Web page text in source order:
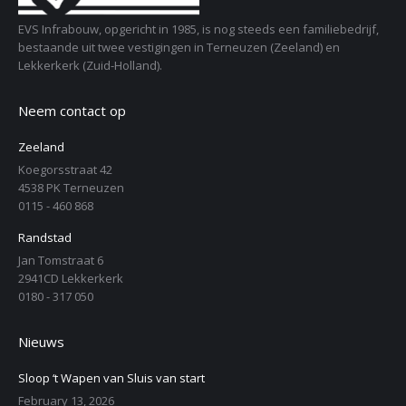
EVS Infrabouw, opgericht in 1985, is nog steeds een familiebedrijf,
bestaande uit twee vestigingen in Terneuzen (Zeeland) en
Lekkerkerk (Zuid-Holland).
Neem contact op
Zeeland
Koegorsstraat 42
4538 PK Terneuzen
0115 - 460 868
Randstad
Jan Tomstraat 6
2941CD Lekkerkerk
0180 - 317 050
Nieuws
Sloop ‘t Wapen van Sluis van start
February 13, 2026